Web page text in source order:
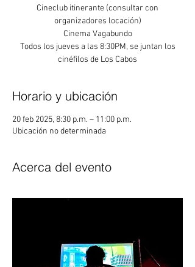
Cineclub itinerante (consultar con
organizadores locación)
Cinema Vagabundo
Todos los jueves a las 8:30PM, se juntan los
Horario y ubicación
20 feb 2025, 8:30 p.m. – 11:00 p.m.
Ubicación no determinada
Acerca del evento